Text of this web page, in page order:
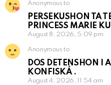
Anonymous to
PERSEKUSHON TA
PRINCESS MARIE
August 8, 2026, 5:09 pm
Anonymous to
DOS DETENSHON I
KONFISKÁ .
August 4, 2026, 11:54 am